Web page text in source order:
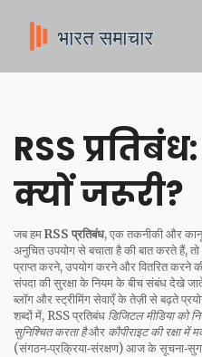
RSS
क्यों जरूरी?
जब हमRSS प्रतिबंध,एक तकनीकी और
अनुचित उपयोग से बचाता हैकी बात करते हैं,
प्राप्त करने, उपयोग करने और वितरित करने
संपदा की सुरक्षा के नियमके बीच संबंध देखे
ब्लॉग और स्ट्रीमिंग सेवाएँके तेज़ी से बढ़ते
शब्दों में, RSS प्रतिबंध डिजिटल मीडिया को
सुनिश्चित करता हैऔर कौपीराइट की रक्षा में
(संगठन‑प्रक्रिया‑संरक्षण) आज के